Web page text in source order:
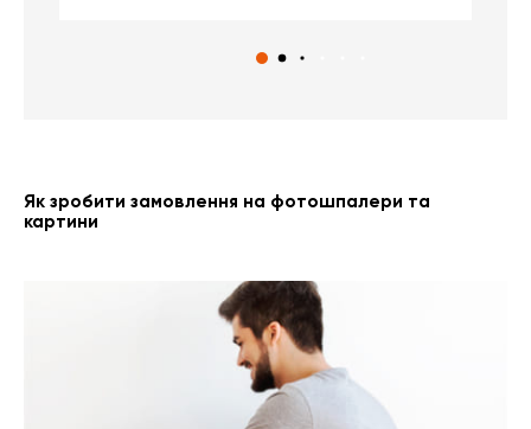
Як зробити замовлення на фотошпалери та
картини